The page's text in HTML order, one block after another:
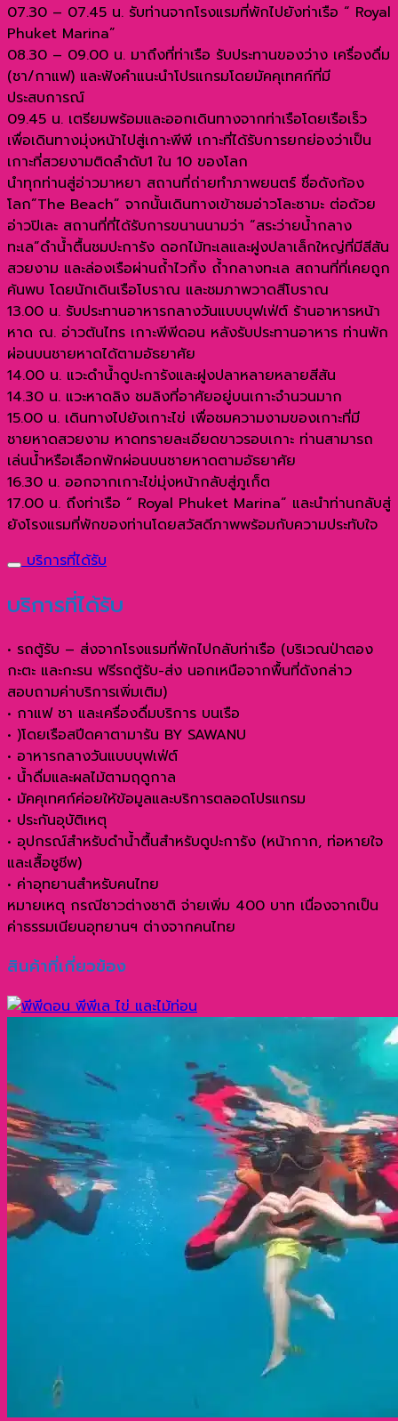
ยา
และ
เกาะ
ไข่
โดย
เรือ
ส
ปีด
คา
ตา
มา
รัน
BY
SAWANU
ชิ้น
07.30 – 07.45 น. รับท่านจากโรงแรมที่พักไปยังท่าเรือ “ Royal
Phuket Marina”
08.30 – 09.00 น. มาถึงที่ท่าเรือ รับประทานของว่าง เครื่องดื่ม
(ชา/กาแฟ) และฟังคำแนะนำโปรแกรมโดยมัคคุเทศก์ที่มี
ประสบการณ์
09.45 น. เตรียมพร้อมและออกเดินทางจากท่าเรือโดยเรือเร็ว
เพื่อเดินทางมุ่งหน้าไปสู่เกาะพีพี เกาะที่ได้รับการยกย่องว่าเป็น
เกาะที่สวยงามติดลำดับ1 ใน 10 ของโลก
นำทุกท่านสู่อ่าวมาหยา สถานที่ถ่ายทำภาพยนตร์ ชื่อดังก้อง
โลก”The Beach” จากนั้นเดินทางเข้าชมอ่าวโละซามะ ต่อด้วย
อ่าวปิเละ สถานที่ที่ได้รับการขนานนามว่า “สระว่ายน้ำกลาง
ทะเล”ดำน้ำตื้นชมปะการัง ดอกไม้ทะเลและฝูงปลาเล็กใหญ่ที่มีสีสัน
สวยงาม และล่องเรือผ่านถ้ำไวกิ้ง ถ้ำกลางทะเล สถานที่ที่เคยถูก
ค้นพบ โดยนักเดินเรือโบราณ และชมภาพวาดสีโบราณ
13.00 น. รับประทานอาหารกลางวันแบบบุฟเฟ่ต์ ร้านอาหารหน้า
หาด ณ. อ่าวต้นไทร เกาะพีพีดอน หลังรับประทานอาหาร ท่านพัก
ผ่อนบนชายหาดได้ตามอัธยาศัย
14.00 น. แวะดำน้ำดูปะการังและฝูงปลาหลายหลายสีสัน
14.30 น. แวะหาดลิง ชมลิงที่อาศัยอยู่บนเกาะจำนวนมาก
15.00 น. เดินทางไปยังเกาะไข่ เพื่อชมความงามของเกาะที่มี
ชายหาดสวยงาม หาดทรายละเอียดขาวรอบเกาะ ท่านสามารถ
เล่นน้ำหรือเลือกพักผ่อนบนชายหาดตามอัธยาศัย
16.30 น. ออกจากเกาะไข่มุ่งหน้ากลับสู่ภูเก็ต
17.00 น. ถึงท่าเรือ “ Royal Phuket Marina” และนำท่านกลับสู่
ยังโรงแรมที่พักของท่านโดยสวัสดีภาพพร้อมกับความประทับใจ
บริการที่ได้รับ
บริการที่ได้รับ
• รถตู้รับ – ส่งจากโรงแรมที่พักไปกลับท่าเรือ (บริเวณป่าตอง
กะตะ และกะรน ฟรีรถตู้รับ-ส่ง นอกเหนือจากพื้นที่ดังกล่าว
สอบถามค่าบริการเพิ่มเติม)
• กาแฟ ชา และเครื่องดื่มบริการ บนเรือ
• )โดยเรือสปีดคาตามารัน BY SAWANU
• อาหารกลางวันแบบบุฟเฟ่ต์
• น้ำดื่มและผลไม้ตามฤดูกาล
• มัคคุเทศก์ค่อยให้ข้อมูลและบริการตลอดโปรแกรม
• ประกันอุบัติเหตุ
• อุปกรณ์สำหรับดำน้ำตื้นสำหรับดูปะการัง (หน้ากาก, ท่อหายใจ
และเสื้อชูชีพ)
• ค่าอุทยานสำหรับคนไทย
หมายเหตุ กรณีชาวต่างชาติ จ่ายเพิ่ม 400 บาท เนื่องจากเป็น
ค่าธรรมเนียนอุทยานฯ ต่างจากคนไทย
สินค้าที่เกี่ยวข้อง